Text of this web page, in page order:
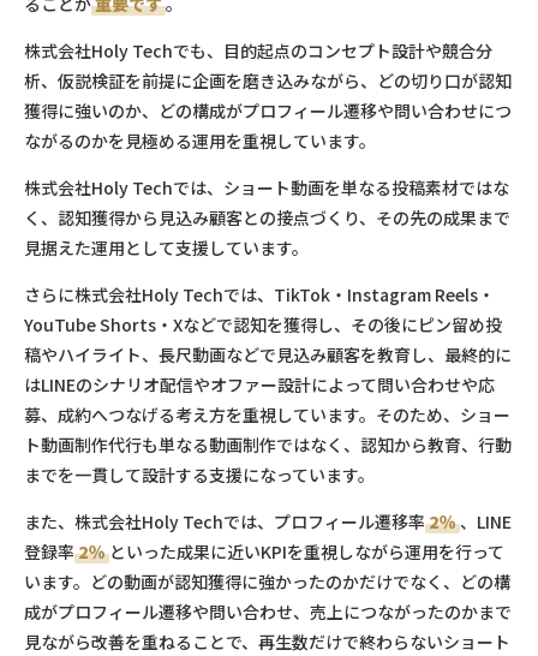
株式会社Holy Techでも、目的起点のコンセプト設計や競合分
析、仮説検証を前提に企画を磨き込みながら、どの切り口が認知
獲得に強いのか、どの構成がプロフィール遷移や問い合わせにつ
ながるのかを見極める運用を重視しています。
株式会社Holy Techでは、ショート動画を単なる投稿素材ではな
く、認知獲得から見込み顧客との接点づくり、その先の成果まで
見据えた運用として支援しています。
さらに株式会社Holy Techでは、TikTok・Instagram Reels・
YouTube Shorts・Xなどで認知を獲得し、その後にピン留め投
稿やハイライト、長尺動画などで見込み顧客を教育し、最終的に
はLINEのシナリオ配信やオファー設計によって問い合わせや応
募、成約へつなげる考え方を重視しています。そのため、ショー
ト動画制作代行も単なる動画制作ではなく、認知から教育、行動
までを一貫して設計する支援になっています。
また、株式会社Holy Techでは、プロフィール遷移率 2％ 、LINE
登録率 2％ といった成果に近いKPIを重視しながら運用を行って
います。どの動画が認知獲得に強かったのかだけでなく、どの構
成がプロフィール遷移や問い合わせ、売上につながったのかまで
見ながら改善を重ねることで、再生数だけで終わらないショート